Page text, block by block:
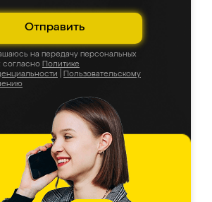
Отправить
на передачу персональных
согласно Политике
Пользовательскому